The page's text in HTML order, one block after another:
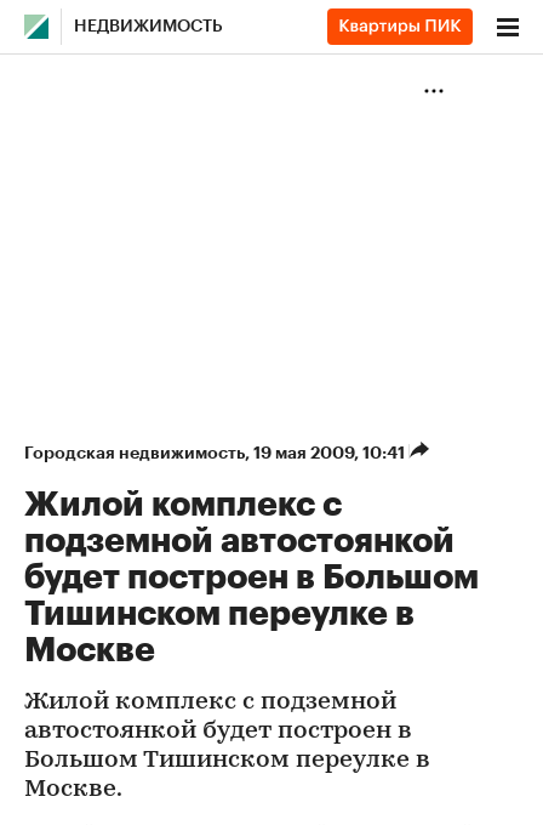
НЕДВИЖИМОСТЬ
Городская недвижимость⁠, 19 мая 2009, 10:41
Жилой комплекс с
подземной автостоянкой
будет построен в Большом
Тишинском переулке в
Москве
Жилой комплекс с подземной
автостоянкой будет построен в
Большом Тишинском переулке в
Москве.